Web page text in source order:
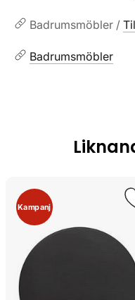
Badrumsmöbler /
Badrumsmöbler
Kampanj